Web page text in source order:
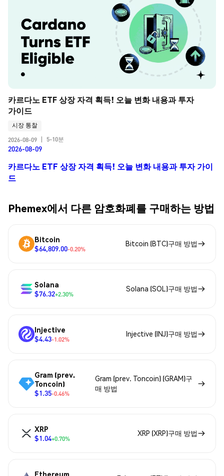
카르다노 ETF 상장 자격 획득! 오늘 변화 내용과 투자
가이드
시장 통찰
2026-08-09
5-10분
2026-08-09
카르다노 ETF 상장 자격 획득! 오늘 변화 내용과 투자 가이
드
Phemex에서 다른 암호화폐를 구매하는 방법
Bitcoin
$64,809.00-0.20%
Bitcoin (BTC)구매 방법
Solana
$76.32+2.30%
Solana (SOL)구매 방법
Injective
$4.43-1.02%
Injective (INJ)구매 방법
Gram (prev.
Toncoin)
$1.35-0.46%
Gram (prev. Toncoin) (GRAM)구
매 방법
XRP
$1.04+0.70%
XRP (XRP)구매 방법
Ethereum